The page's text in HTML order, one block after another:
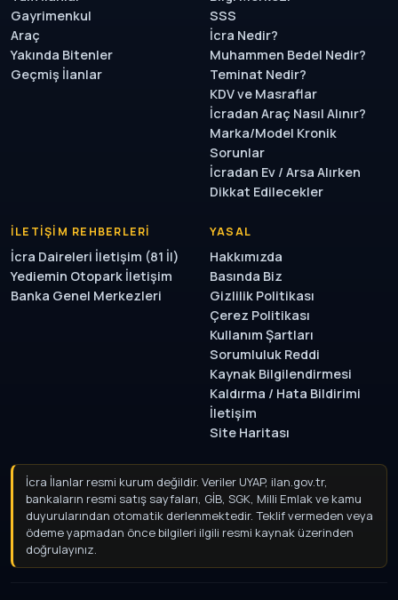
Gayrimenkul
Araç
Yakında Bitenler
Geçmiş İlanlar
SSS
İcra Nedir?
Muhammen Bedel Nedir?
Teminat Nedir?
KDV ve Masraflar
İcradan Araç Nasıl Alınır?
Marka/Model Kronik
Sorunlar
İcradan Ev / Arsa Alırken
Dikkat Edilecekler
İLETIŞIM REHBERLERI
İcra Daireleri İletişim (81 İl)
Yediemin Otopark İletişim
Banka Genel Merkezleri
YASAL
Hakkımızda
Basında Biz
Gizlilik Politikası
Çerez Politikası
Kullanım Şartları
Sorumluluk Reddi
Kaynak Bilgilendirmesi
Kaldırma / Hata Bildirimi
İletişim
Site Haritası
İcra İlanlar resmi kurum değildir. Veriler UYAP, ilan.gov.tr,
bankaların resmi satış sayfaları, GİB, SGK, Milli Emlak ve kamu
duyurularından otomatik derlenmektedir. Teklif vermeden
veya ödeme yapmadan önce bilgileri ilgili resmi kaynak
üzerinden doğrulayınız.